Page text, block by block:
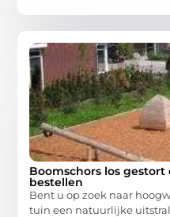
Boomschors los
bestellen
Bent u op zoek naar
tuin een natuurlijke